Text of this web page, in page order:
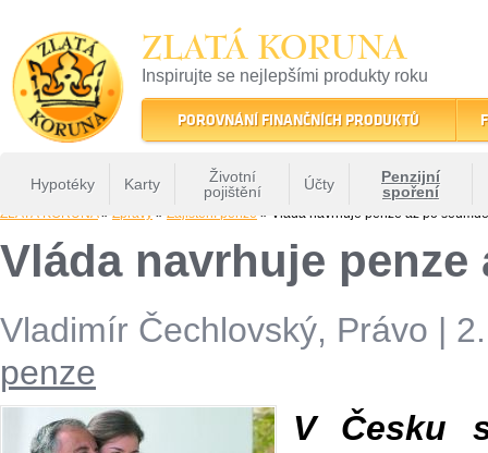
ZLATÁ KORUNA
Inspirujte se nejlepšími produkty roku
22 let tradice a kvality na finančním trhu
POROVNÁNÍ FINANČNÍCH PRODUKTŮ
Hypotéky Karty
Životní
pojištění
Účty
Penzijní
spoření
ZLATÁ KORUNA» Zprávy » Zajištění penze » Vláda navrhuje penze až po
Vláda navrhuje penze
Vladimír Čechlovský, Právo |
penze
V Česku